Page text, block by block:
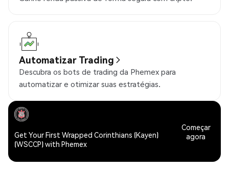
Automatizar Trading
Descubra os bots de trading da Phemex para
automatizar e otimizar suas estratégias.
Get Your First Wrapped Corinthians (Kayen)
(WSCCP) with Phemex
Começar
agora